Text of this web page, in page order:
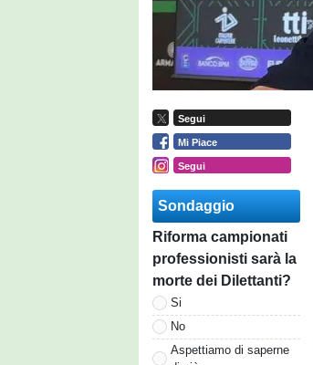
Segui
Mi Piace
Segui
Sondaggio
Riforma campionati
professionisti sarà la
morte dei Dilettanti?
Si
No
Aspettiamo di saperne